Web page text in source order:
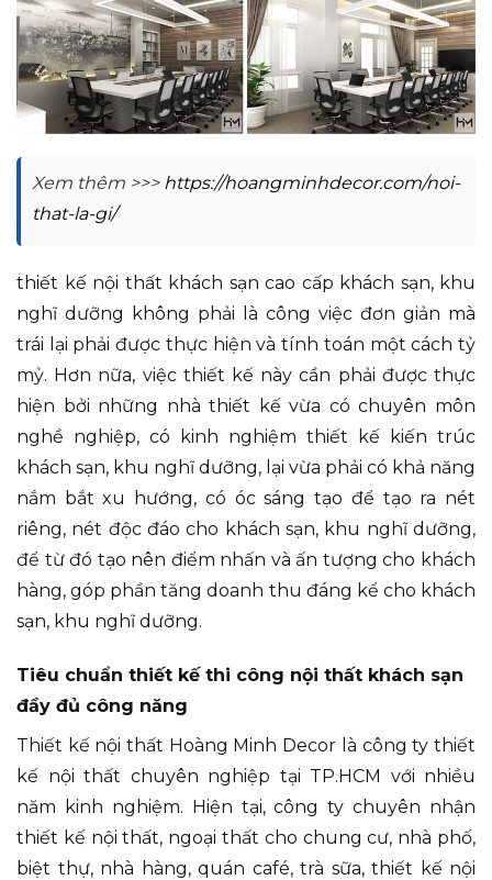
Xem thêm >>> https://hoangminhdecor.com/noi-
that-la-gi/
thiết kế nội thất khách sạn cao cấp khách sạn, khu
nghĩ dưỡng không phải là công việc đơn giản mà
trái lại phải được thực hiện và tính toán một cách tỷ
mỷ. Hơn nữa, việc thiết kế này cần phải được thực
hiện bởi những nhà thiết kế vừa có chuyên môn
nghề nghiệp, có kinh nghiệm thiết kế kiến trúc
khách sạn, khu nghĩ dưỡng, lại vừa phải có khả năng
nắm bắt xu hướng, có óc sáng tạo để tạo ra nét
riêng, nét độc đáo cho khách sạn, khu nghĩ dưỡng,
để từ đó tạo nên điểm nhấn và ấn tượng cho khách
hàng, góp phần tăng doanh thu đáng kể cho khách
sạn, khu nghĩ dưỡng.
Tiêu chuẩn thiết kế thi công nội thất khách sạn
đầy đủ công năng
Thiết kế nội thất Hoàng Minh Decor là công ty thiết
kế nội thất chuyên nghiệp tại TP.HCM với nhiều
năm kinh nghiệm. Hiện tại, công ty chuyên nhận
thiết kế nội thất, ngoại thất cho chung cư, nhà phố,
biệt thự, nhà hàng, quán café, trà sữa, thiết kế nội